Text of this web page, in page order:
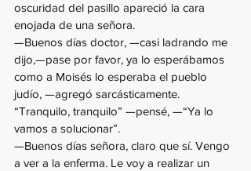
oscuridad del pasillo apareció la cara
enojada de una señora.
—Buenos días doctor, —casi ladrando me
dijo,—pase por favor, ya lo esperábamos
como a Moisés lo esperaba el pueblo
judío, —agregó sarcásticamente.
“Tranquilo, tranquilo” —pensé, —“Ya lo
vamos a solucionar”.
—Buenos días señora, claro que sí. Vengo
a ver a la enferma. Le voy a realizar un